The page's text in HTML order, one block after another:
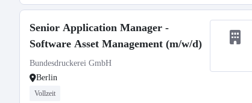
Senior Application Manager -
Software Asset Management (m/w/d)
Bundesdruckerei GmbH
Berlin
Vollzeit